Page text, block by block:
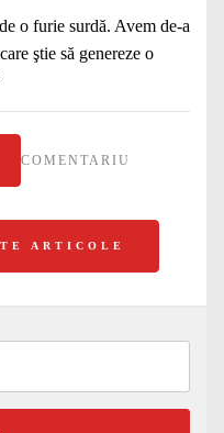
o furie surdă. Avem de-a
ştie să genereze o
COMENTARIU
ARTICOLE